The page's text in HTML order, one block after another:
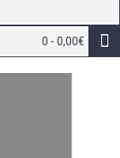
0 - 0,00€